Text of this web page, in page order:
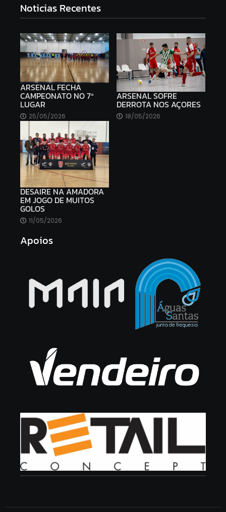
Noticias Recentes
ARSENAL FECHA
CAMPEONATO NO 7º
LUGAR
25/05/2026
ARSENAL SOFRE
DERROTA NOS AÇORES
18/05/2026
DESAIRE NA AMADORA
EM JOGO DE MUITOS
GOLOS
11/05/2026
Apoios